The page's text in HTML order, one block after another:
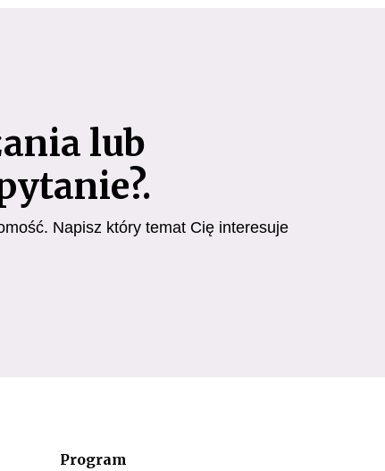
lub
Napisz który temat Cię interesuje
Program